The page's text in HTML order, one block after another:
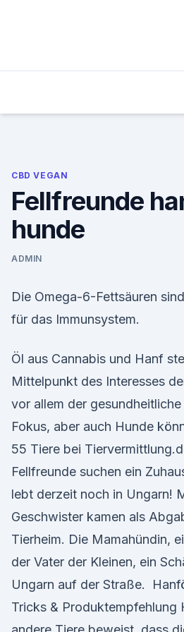
CBD VEGAN
Fellfreunde
hunde
ADMIN
Die Omega-6-Fettsäuren
für das Immunsystem.
Öl aus Cannabis und Hanf
Mittelpunkt des Interesses
vor allem der
Fokus, aber auch Hunde
55 Tiere bei
Fellfreunde suchen ein
lebt derzeit noch in Ungarn!
Geschwister kamen als
Tierheim. Die Mamahündin,
der Vater der Kleinen, ein
Ungarn auf der Straße.
Tricks & Produktempfehlung